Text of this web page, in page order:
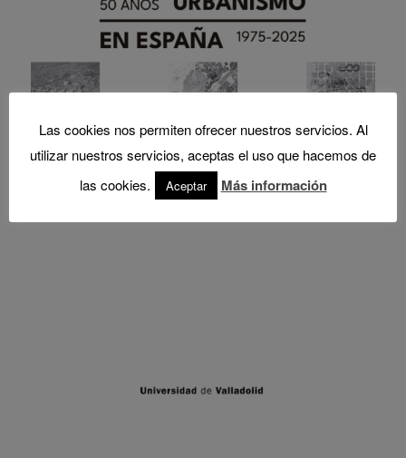
Las cookies nos permiten ofrecer nuestros servicios. Al
utilizar nuestros servicios, aceptas el uso que hacemos de
las cookies.
Aceptar Más información